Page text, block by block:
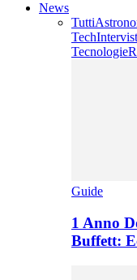
News
Tutti
Tech
Tecnologie
Guide
1 Anno
Buffett: